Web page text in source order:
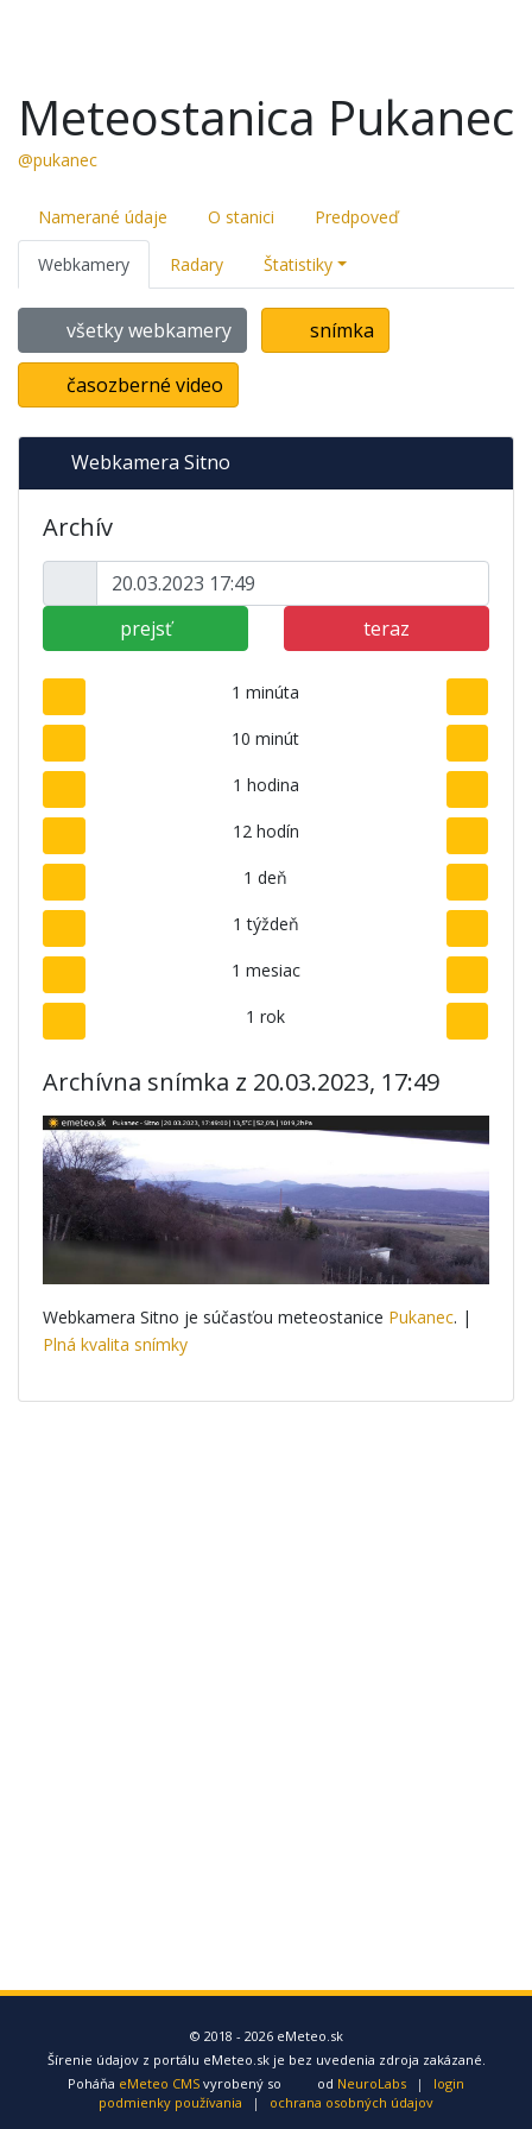
Meteostanica Pukanec
@pukanec
Namerané údaje O stanici Predpoveď
Webkamery Radary Štatistiky
všetky webkamery snímka
časozberné video
Webkamera Sitno
Archív
prejsť teraz
1 minúta
10 minút
1 hodina
12 hodín
1 deň
1 týždeň
1 mesiac
1 rok
Archívna snímka z 20.03.2023, 17:49
Webkamera Sitno je súčasťou meteostanice Pukanec. |
Plná kvalita snímky
© 2018 - 2026 eMeteo.sk
Šírenie údajov z portálu eMeteo.sk je bez uvedenia zdroja zakázané.
Poháňa eMeteo CMS vyrobený so od NeuroLabs |
login
podmienky používania
| ochrana osobných údajov